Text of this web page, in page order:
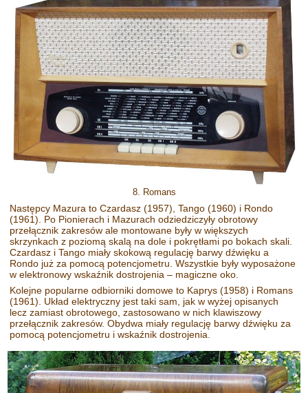
8. Romans
Następcy Mazura to Czardasz (1957), Tango (1960) i Rondo
(1961). Po Pionierach i Mazurach odziedziczyły obrotowy
przełącznik zakresów ale montowane były w większych
skrzynkach z poziomą skalą na dole i pokrętłami po bokach skali.
Czardasz i Tango miały skokową regulację barwy dźwięku a
Rondo już za pomocą potencjometru. Wszystkie były wyposażone
w elektronowy wskaźnik dostrojenia – magiczne oko.
Kolejne popularne odbiorniki domowe to Kaprys (1958) i Romans
(1961). Układ elektryczny jest taki sam, jak w wyżej opisanych
lecz zamiast obrotowego, zastosowano w nich klawiszowy
przełącznik zakresów. Obydwa miały regulację barwy dźwięku za
pomocą potencjometru i wskaźnik dostrojenia.